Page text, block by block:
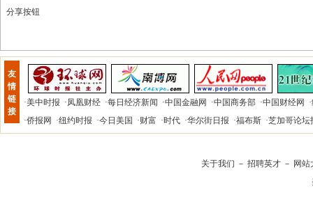
分享按钮
友
情
链
接
·美中时报 ·凤凰财经 ·每日经济新闻 ·中国金融网 ·中国商务部 ·中国财经网 ·
·侨报网 ·纽约时报 ·今日美国 ·财富 ·时代 ·华尔街日报 ·福布斯 ·芝加哥论坛
关于我们 － 招聘英才 － 网站